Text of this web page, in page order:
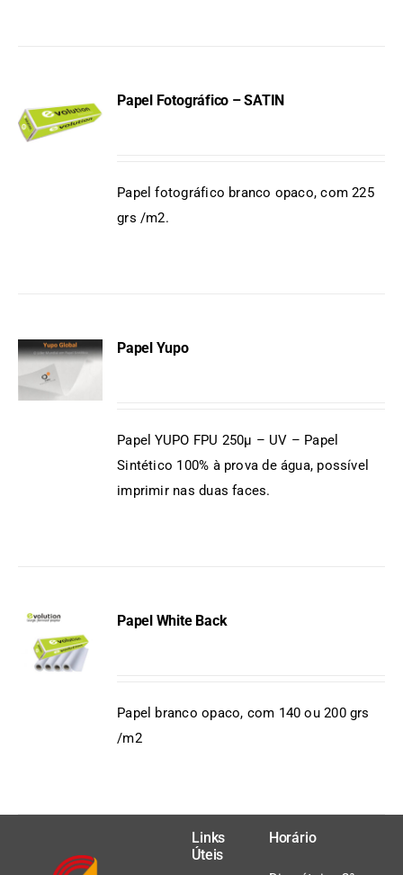
Papel Fotográfico – SATIN
Papel fotográfico branco opaco, com 225
grs /m2.
Papel Yupo
Papel YUPO FPU 250µ – UV – Papel
Sintético 100% à prova de água, possível
imprimir nas duas faces.
Papel White Back
Papel branco opaco, com 140 ou 200 grs
/m2
Links
Úteis
Horário